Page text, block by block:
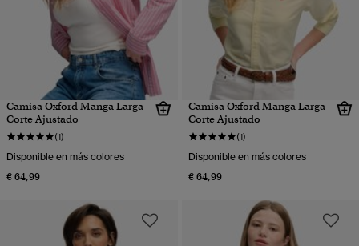
Camisa Oxford Manga Larga
Corte Ajustado
(1)
Disponible en más colores
€ 64,99
Camisa Oxford Manga Larga
Corte Ajustado
(1)
Disponible en más colores
€ 64,99